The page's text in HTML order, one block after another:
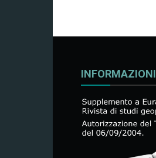
INFORMAZIONI